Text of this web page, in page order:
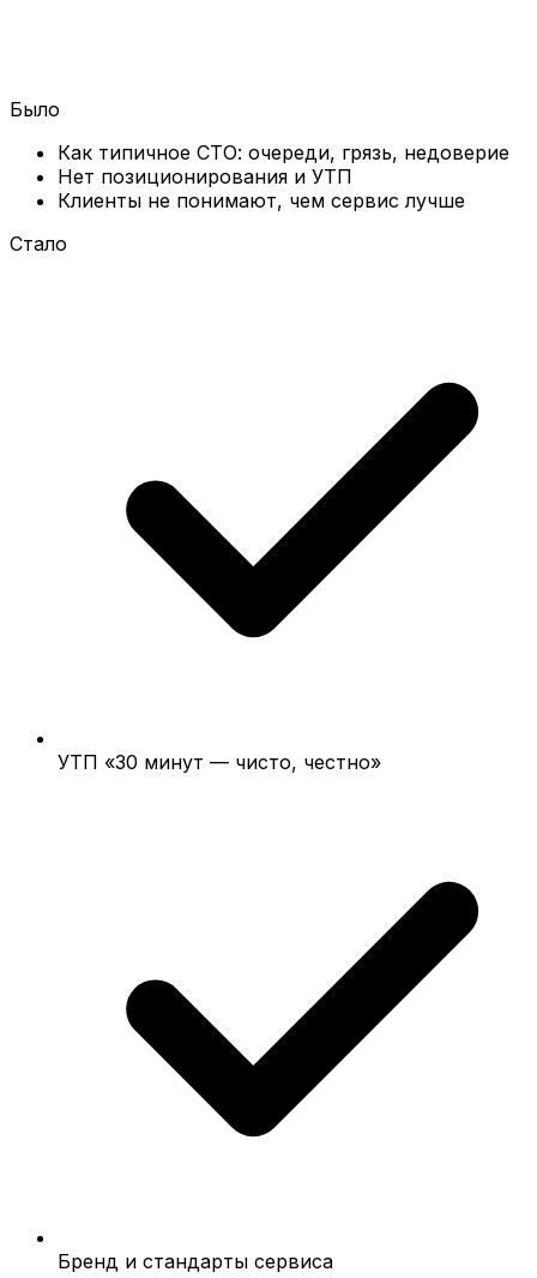
Было
Как типичное СТО: очереди, грязь, недоверие
Нет позиционирования и УТП
Клиенты не понимают, чем сервис лучше
Стало
УТП «30 минут — чисто, честно»
Бренд и стандарты сервиса